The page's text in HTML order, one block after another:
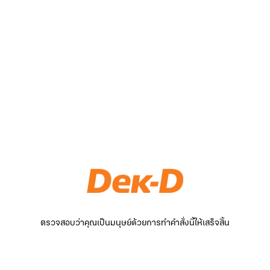
ตรวจสอบว่าคุณเป็นมนุษย์ด้วยการทำคำสั่งนี้ให้เสร็จสิ้น